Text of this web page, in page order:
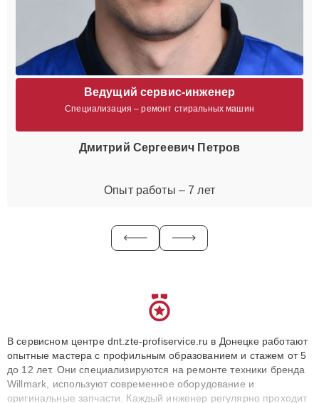
Ведущий сервис-инженер
Специализация – ремонт стиральных машин
Дмитрий Сергеевич Петров
Опыт работы – 7 лет
В сервисном центре dnt.zte-profiservice.ru в Донецке работают
опытные мастера с профильным образованием и стажем от 5
до 12 лет. Они специализируются на ремонте техники бренда
Willmark, используют современное оборудование и
оригинальные запчасти. Каждый инженер регулярно проходит